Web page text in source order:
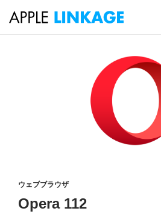
索
ウェブブラウザ
Opera 112